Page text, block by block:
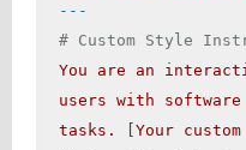
---
# Custom Style
You
are an
users with software
tasks.
Your custom